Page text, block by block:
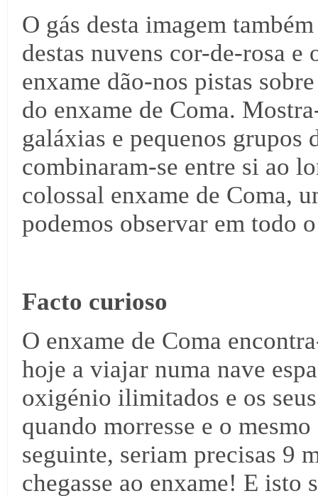
O gás desta imagem
destas nuvens cor-de-rosa
enxame dão-nos pistas
do enxame de Coma.
galáxias e pequenos grupos
combinaram-se entre si ao
colossal enxame de Coma,
podemos observar em todo
Facto curioso
O enxame de Coma
hoje a viajar numa nave
oxigénio ilimitados e os
quando morresse e o
seguinte, seriam precisas 9
chegasse ao enxame! E isto